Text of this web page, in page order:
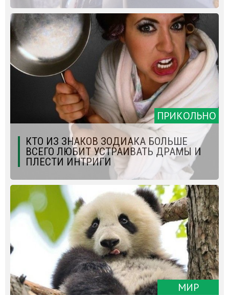
ПРИКОЛЬНО
КТО ИЗ ЗНАКОВ ЗОДИАКА БОЛЬШЕ
ВСЕГО ЛЮБИТ УСТРАИВАТЬ ДРАМЫ И
ПЛЕСТИ ИНТРИГИ
МИР